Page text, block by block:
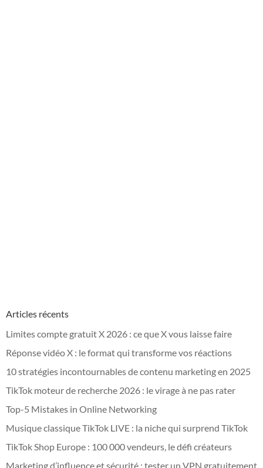
Articles récents
Limites compte gratuit X 2026 : ce que X vous laisse faire
Réponse vidéo X : le format qui transforme vos réactions
10 stratégies incontournables de contenu marketing en 2025
TikTok moteur de recherche 2026 : le virage à ne pas rater
Top-5 Mistakes in Online Networking
Musique classique TikTok LIVE : la niche qui surprend TikTok
TikTok Shop Europe : 100 000 vendeurs, le défi créateurs
Marketing d’influence et sécurité : tester un VPN gratuitement